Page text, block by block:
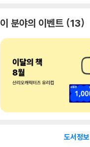
이 분야의 이벤트 13
도서정보